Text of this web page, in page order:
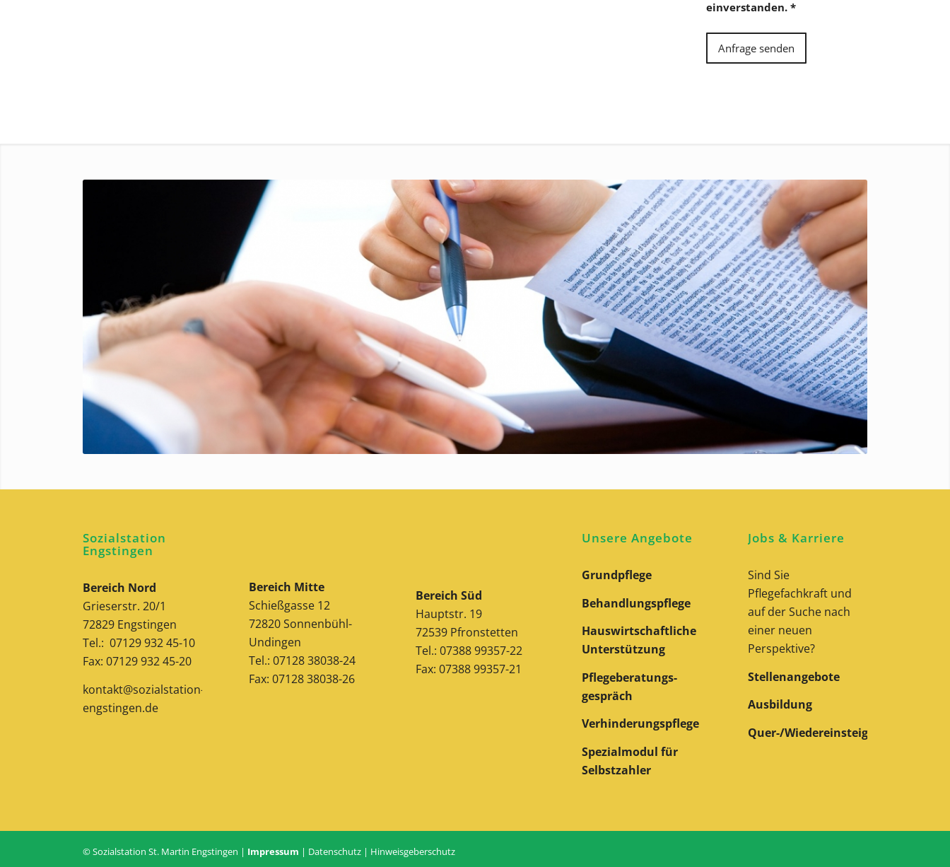
einverstanden.*
Sozialstation
Engstingen
Bereich Nord
Grieserstr. 20/1
72829 Engstingen
Tel.: 07129 932 45-10
Fax: 07129 932 45-20
kontakt@sozialstation-
engstingen.de
Bereich Mitte
Schießgasse 12
72820 Sonnenbühl-
Undingen
Tel.: 07128 38038-24
Fax: 07128 38038-26
Bereich Süd
Hauptstr. 19
72539 Pfronstetten
Tel.: 07388 99357-22
Fax: 07388 99357-21
Unsere Angebote
Grundpflege
Behandlungspflege
Hauswirtschaftliche
Unterstützung
Pflegeberatungs­
gespräch
Verhinderungspflege
Spezialmodul für
Selbstzahler
Jobs & Karriere
Sind Sie
Pflegefachkraft und
auf der Suche nach
einer neuen
Perspektive?
Stellenangebote
Ausbildung
Quer-/Wiedereinsteiger
© Sozialstation St. Martin Engstingen | Impressum | Datenschutz | Hinweisgeberschutz